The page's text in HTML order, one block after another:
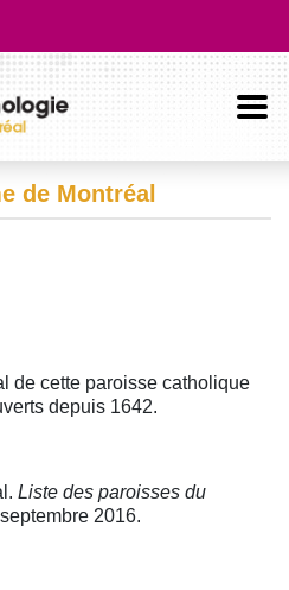
de Montréal
de cette paroisse catholique
depuis 1642.
Liste des paroisses du
2016.